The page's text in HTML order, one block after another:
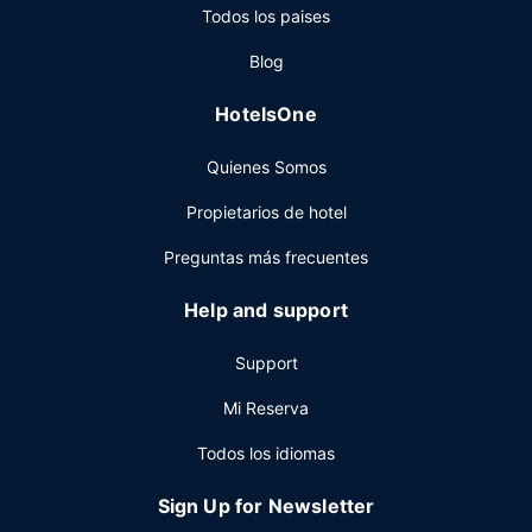
Sonoma Grill and Wine Bar, uno de los 4 restaurantes de
bebida que quieras en uno de los 2 bares con salón.
check-out exprés a tu disposición. ¿Estás organizando un
disposición 929 metros cuadrados de espacio con zona
para conferencias y 5 salas de reuniones. Hay un
aparcamiento sin asistencia (de pago) disponible.
Todos los paises
Blog
HotelsOne
Quienes Somos
Propietarios de hotel
Preguntas más frecuentes
Help and support
Support
Mi Reserva
Todos los idiomas
Sign Up for Newsletter